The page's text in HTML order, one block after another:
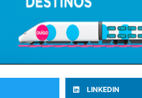
LINKEDIN